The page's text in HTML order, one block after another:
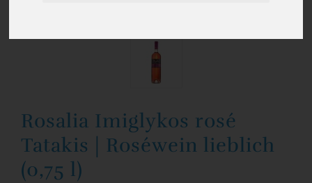
Rosalia Imiglykos rosé
Tatakis | Roséwein lieblich
(0,75 l)